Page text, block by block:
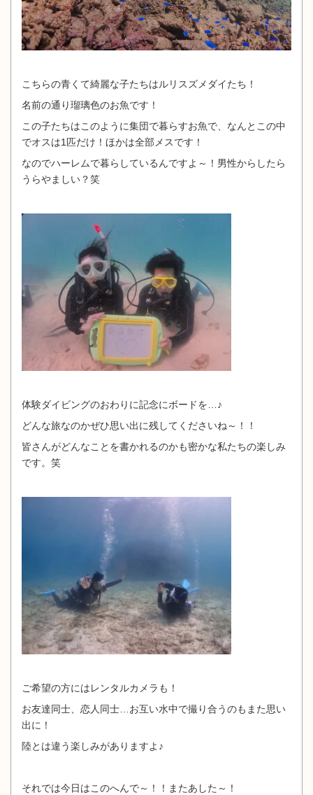
こちらの青くて綺麗な子たちはルリスズメダイたち！
名前の通り瑠璃色のお魚です！
この子たちはこのように集団で暮らすお魚で、なんとこの中
でオスは1匹だけ！ほかは全部メスです！
なのでハーレムで暮らしているんですよ～！男性からしたら
うらやましい？笑
体験ダイビングのおわりに記念にボードを…♪
どんな旅なのかぜひ思い出に残してくださいね～！！
皆さんがどんなことを書かれるのかも密かな私たちの楽しみ
です。笑
ご希望の方にはレンタルカメラも！
お友達同士、恋人同士…お互い水中で撮り合うのもまた思い
出に！
陸とは違う楽しみがありますよ♪
それでは今日はこのへんで～！！またあした～！